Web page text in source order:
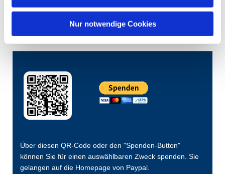
Nur notwendige Cookies
Über diesen QR-Code oder den "Spenden-Button"
können Sie für einen auswählbaren Zweck spenden. Sie
gelangen auf die Homepage von Paypal.